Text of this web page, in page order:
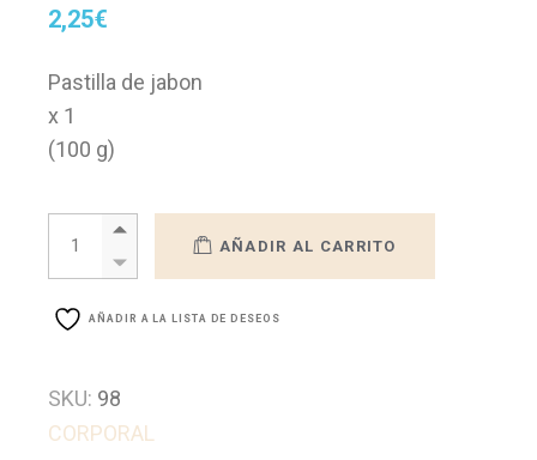
2,25€
Pastilla de jabon
x 1
(100 g)
JABON DE ALOE VERA quantity
AÑADIR AL CARRITO
AÑADIR A LA LISTA DE DESEOS
SKU: 98
CORPORAL